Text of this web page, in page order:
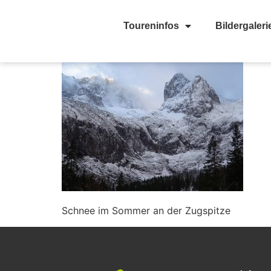
Toureninfos
Schnee im Sommer an der Zugspitze